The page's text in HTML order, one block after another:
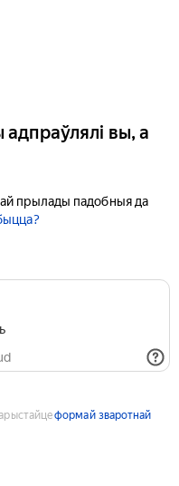
вы, а
прылады падобныя да
формай зваротнай